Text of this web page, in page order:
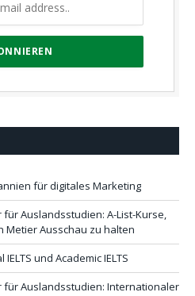
für digitales Marketing
Auslandsstudien: A-List-Kurse,
Metier Ausschau zu halten
und Academic IELTS
für Auslandsstudien: Internationaler